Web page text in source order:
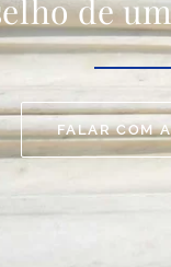
de
FALAR COM